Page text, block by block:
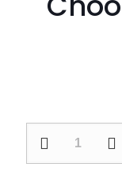
Jimmy